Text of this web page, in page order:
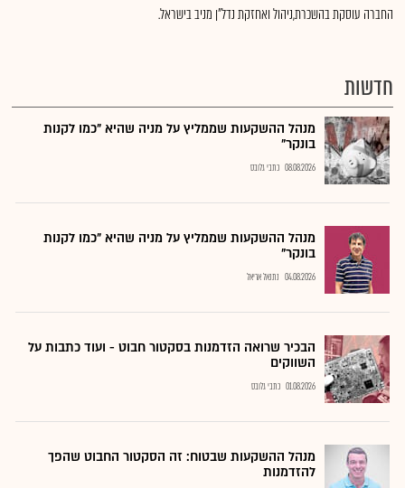
החברה עוסקת בהשכרת,ניהול ואחזקת נדל"ן מניב בישראל.
חדשות
מנהל ההשקעות שממליץ על מניה שהיא "כמו לקנות
בונקר"
08.08.2026 כתבי גלובס
מנהל ההשקעות שממליץ על מניה שהיא "כמו לקנות
בונקר"
04.08.2026 נתנאל אריאל
הבכיר שרואה הזדמנות בסקטור חבוט - ועוד כתבות על
השווקים
01.08.2026 כתבי גלובס
מנהל ההשקעות שבטוח: זה הסקטור החבוט שהפך
להזדמנות